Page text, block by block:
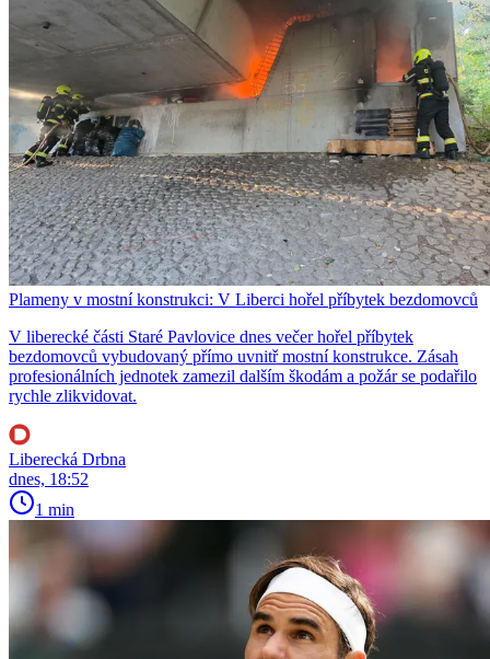
Plameny v mostní konstrukci: V Liberci hořel příbytek bezdomovců
V liberecké části Staré Pavlovice dnes večer hořel příbytek
bezdomovců vybudovaný přímo uvnitř mostní konstrukce. Zásah
profesionálních jednotek zamezil dalším škodám a požár se podařilo
rychle zlikvidovat.
Liberecká Drbna
dnes, 18:52
1 min